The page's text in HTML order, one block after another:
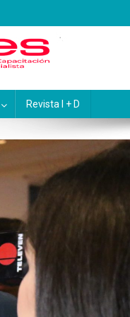
Revista I + D